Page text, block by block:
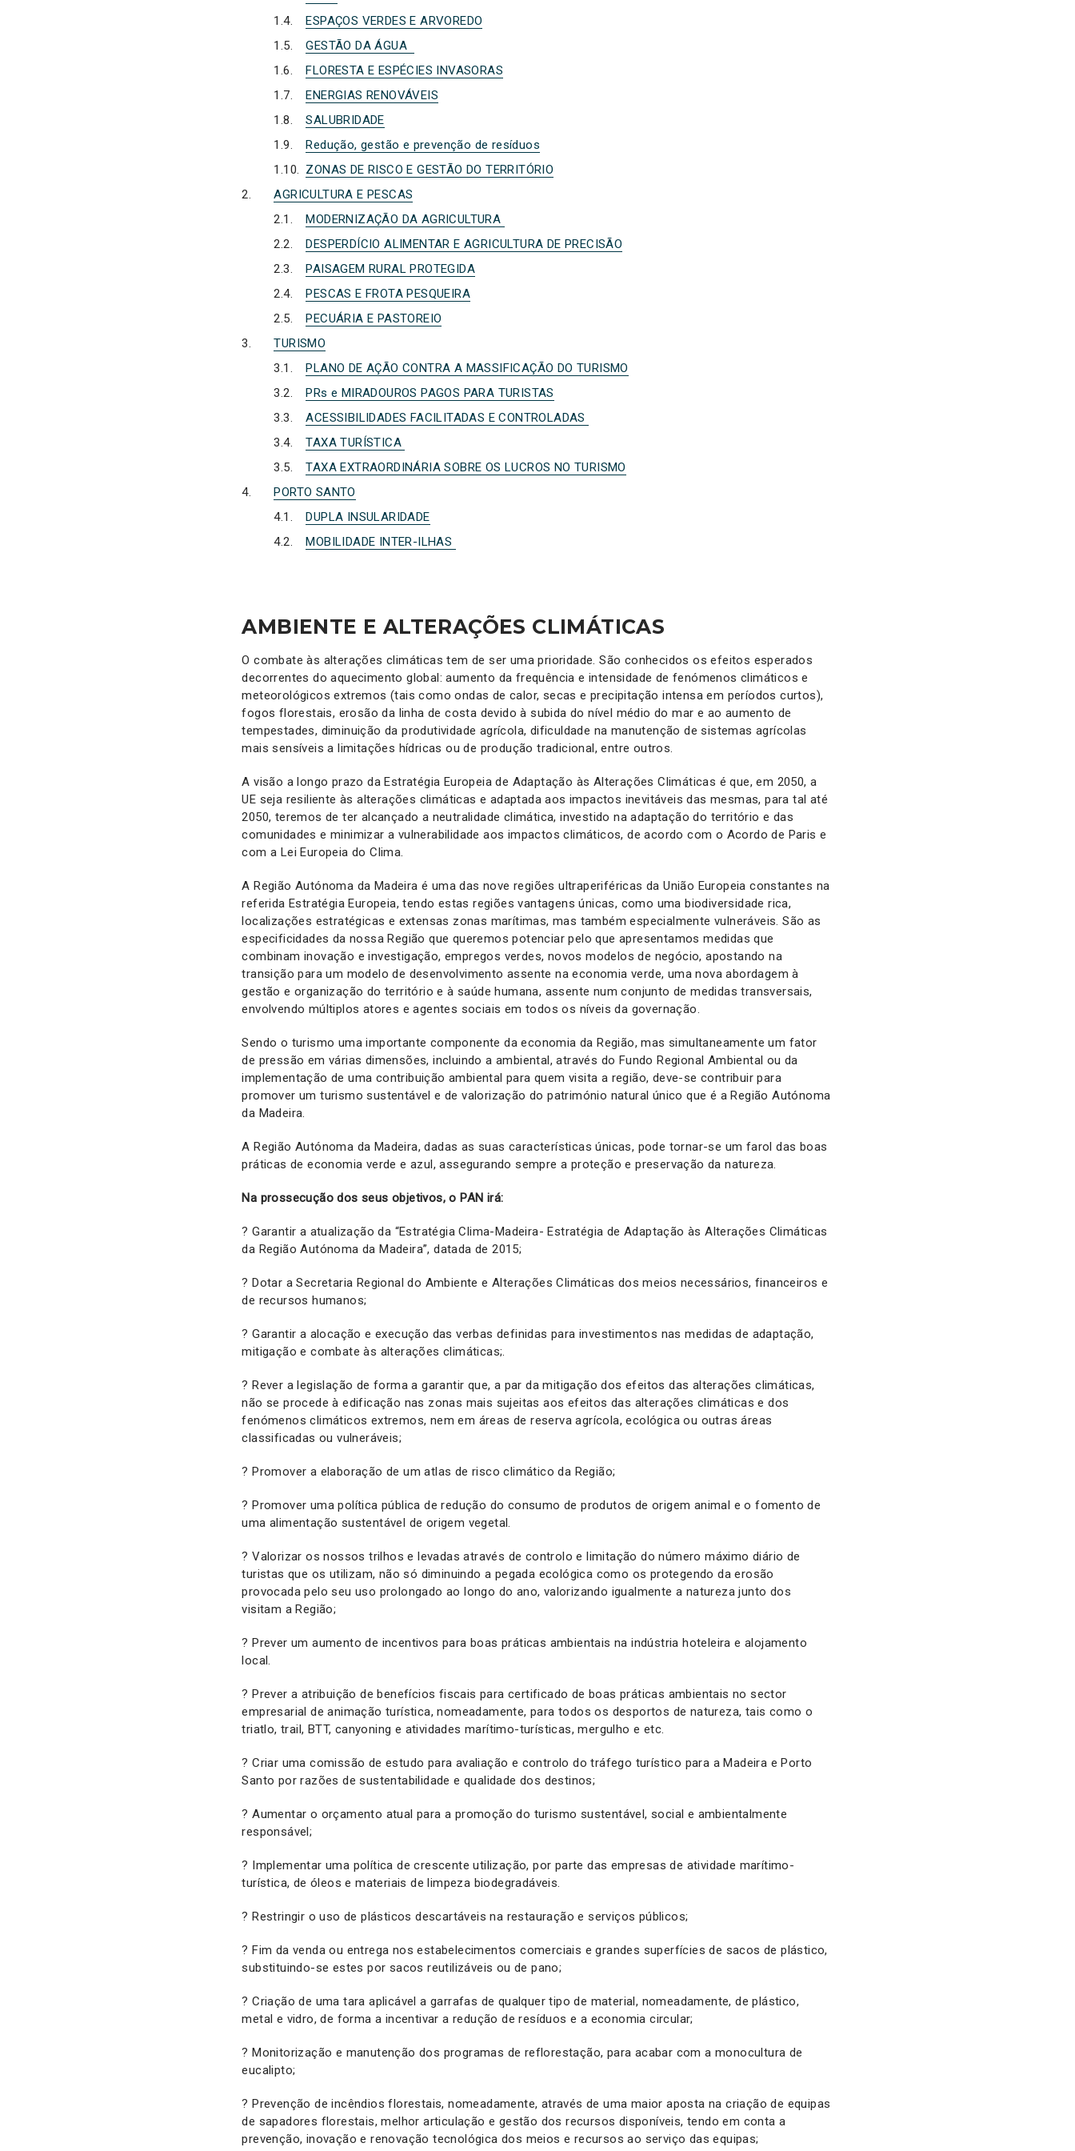
ESPAÇOS VERDES E ARVOREDO
GESTÃO DA ÁGUA
FLORESTA E ESPÉCIES INVASORAS
ENERGIAS RENOVÁVEIS
SALUBRIDADE
Redução, gestão e prevenção de resíduos
ZONAS DE RISCO E GESTÃO DO TERRITÓRIO
AGRICULTURA E PESCAS
MODERNIZAÇÃO DA AGRICULTURA
DESPERDÍCIO ALIMENTAR E AGRICULTURA DE PRECISÃO
PAISAGEM RURAL PROTEGIDA
PESCAS E FROTA PESQUEIRA
PECUÁRIA E PASTOREIO
TURISMO
PLANO DE AÇÃO CONTRA A MASSIFICAÇÃO DO TURISMO
PRs e MIRADOUROS PAGOS PARA TURISTAS
ACESSIBILIDADES FACILITADAS E CONTROLADAS
TAXA TURÍSTICA
TAXA EXTRAORDINÁRIA SOBRE OS LUCROS NO TURISMO
PORTO SANTO
DUPLA INSULARIDADE
MOBILIDADE INTER-ILHAS
AMBIENTE E ALTERAÇÕES CLIMÁTICAS
O combate às alterações climáticas tem de ser uma prioridade. São conhecidos os efeitos esperados
decorrentes do aquecimento global: aumento da frequência e intensidade de fenómenos climáticos e
meteorológicos extremos (tais como ondas de calor, secas e precipitação intensa em períodos curtos),
fogos florestais, erosão da linha de costa devido à subida do nível médio do mar e ao aumento de
tempestades, diminuição da produtividade agrícola, dificuldade na manutenção de sistemas agrícolas
mais sensíveis a limitações hídricas ou de produção tradicional, entre outros.
A visão a longo prazo da Estratégia Europeia de Adaptação às Alterações Climáticas é que, em 2050, a
UE seja resiliente às alterações climáticas e adaptada aos impactos inevitáveis das mesmas, para tal até
2050, teremos de ter alcançado a neutralidade climática, investido na adaptação do território e das
comunidades e minimizar a vulnerabilidade aos impactos climáticos, de acordo com o Acordo de Paris e
com a Lei Europeia do Clima.
A Região Autónoma da Madeira é uma das nove regiões ultraperiféricas da União Europeia constantes na
referida Estratégia Europeia, tendo estas regiões vantagens únicas, como uma biodiversidade rica,
localizações estratégicas e extensas zonas marítimas, mas também especialmente vulneráveis. São as
especificidades da nossa Região que queremos potenciar pelo que apresentamos medidas que
combinam inovação e investigação, empregos verdes, novos modelos de negócio, apostando na
transição para um modelo de desenvolvimento assente na economia verde, uma nova abordagem à
gestão e organização do território e à saúde humana, assente num conjunto de medidas transversais,
envolvendo múltiplos atores e agentes sociais em todos os níveis da governação.
Sendo o turismo uma importante componente da economia da Região, mas simultaneamente um fator
de pressão em várias dimensões, incluindo a ambiental, através do Fundo Regional Ambiental ou da
implementação de uma contribuição ambiental para quem visita a região, deve-se contribuir para
promover um turismo sustentável e de valorização do património natural único que é a Região Autónoma
da Madeira.
A Região Autónoma da Madeira, dadas as suas características únicas, pode tornar-se um farol das boas
práticas de economia verde e azul, assegurando sempre a proteção e preservação da natureza.
Na prossecução dos seus objetivos, o PAN irá:
? Garantir a atualização da “Estratégia Clima-Madeira- Estratégia de Adaptação às Alterações Climáticas
da Região Autónoma da Madeira”, datada de 2015;
? Dotar a Secretaria Regional do Ambiente e Alterações Climáticas dos meios necessários, financeiros e
de recursos humanos;
? Garantir a alocação e execução das verbas definidas para investimentos nas medidas de adaptação,
mitigação e combate às alterações climáticas;.
? Rever a legislação de forma a garantir que, a par da mitigação dos efeitos das alterações climáticas,
não se procede à edificação nas zonas mais sujeitas aos efeitos das alterações climáticas e dos
fenómenos climáticos extremos, nem em áreas de reserva agrícola, ecológica ou outras áreas
classificadas ou vulneráveis;
? Promover a elaboração de um atlas de risco climático da Região;
? Promover uma política pública de redução do consumo de produtos de origem animal e o fomento de
uma alimentação sustentável de origem vegetal.
? Valorizar os nossos trilhos e levadas através de controlo e limitação do número máximo diário de
turistas que os utilizam, não só diminuindo a pegada ecológica como os protegendo da erosão
provocada pelo seu uso prolongado ao longo do ano, valorizando igualmente a natureza junto dos
visitam a Região;
? Prever um aumento de incentivos para boas práticas ambientais na indústria hoteleira e alojamento
local.
? Prever a atribuição de benefícios fiscais para certificado de boas práticas ambientais no sector
empresarial de animação turística, nomeadamente, para todos os desportos de natureza, tais como o
triatlo, trail, BTT, canyoning e atividades marítimo-turísticas, mergulho e etc.
? Criar uma comissão de estudo para avaliação e controlo do tráfego turístico para a Madeira e Porto
Santo por razões de sustentabilidade e qualidade dos destinos;
? Aumentar o orçamento atual para a promoção do turismo sustentável, social e ambientalmente
responsável;
? Implementar uma política de crescente utilização, por parte das empresas de atividade marítimo-
turística, de óleos e materiais de limpeza biodegradáveis.
? Restringir o uso de plásticos descartáveis na restauração e serviços públicos;
? Fim da venda ou entrega nos estabelecimentos comerciais e grandes superfícies de sacos de plástico,
substituindo-se estes por sacos reutilizáveis ou de pano;
? Criação de uma tara aplicável a garrafas de qualquer tipo de material, nomeadamente, de plástico,
metal e vidro, de forma a incentivar a redução de resíduos e a economia circular;
? Monitorização e manutenção dos programas de reflorestação, para acabar com a monocultura de
eucalipto;
? Prevenção de incêndios florestais, nomeadamente, através de uma maior aposta na criação de equipas
de sapadores florestais, melhor articulação e gestão dos recursos disponíveis, tendo em conta a
prevenção, inovação e renovação tecnológica dos meios e recursos ao serviço das equipas;